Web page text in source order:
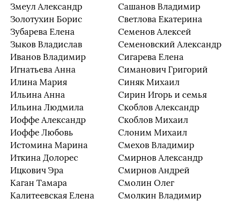
Змеул Александр
Золотухин Борис
Зубарева Елена
Зыков Владислав
Иванов Владимир
Игнатьева Анна
Илина Мария
Ильина Анна
Ильина Людмила
Иоффе Александр
Иоффе Любовь
Истомина Марина
Иткина Долорес
Ицкович Эра
Каган Тамара
Калитеевская Елена
Сашанов Владимир
Светлова Екатерина
Семенов Алексей
Семеновский Александр
Сигарева Елена
Симанович Григорий
Синяк Михаил
Сирин Игорь и семья
Скоблов Александр
Скоблов Михаил
Слоним Михаил
Смехов Владимир
Смирнов Александр
Смирнов Андрей
Смолин Олег
Смолкин Владимир